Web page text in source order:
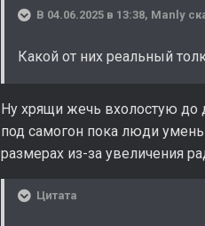
В 04.06.2025 в 13:38, Manly
Какой от них реальный
Ну хрящи жечь вхолостую до
под самогон пока люди
размерах из-за увеличения
Цитата